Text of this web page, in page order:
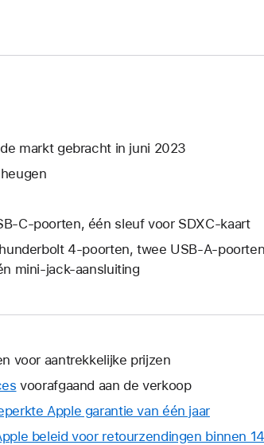
markt gebracht in juni 2023
poorten, één sleuf voor SDXC-kaart
4-poorten, twee USB‑A-
mini‑jack-aansluiting
voor aantrekkelijke prijzen
voorafgaand aan de verkoop
Apple garantie van één jaarHierdoor
wordt
beleid voor retourzendingen binnen